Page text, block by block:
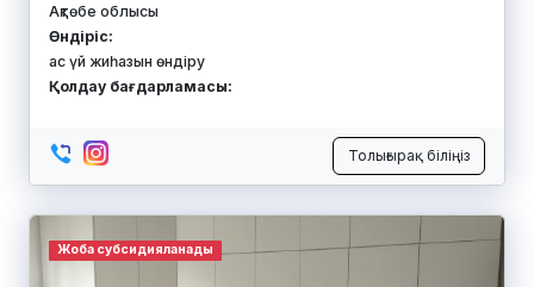
Ақтөбе облысы
Өндіріс:
ас үй жиһазын өндіру
Қолдау бағдарламасы:
Толығырақ біліңіз
Жоба субсидияланады